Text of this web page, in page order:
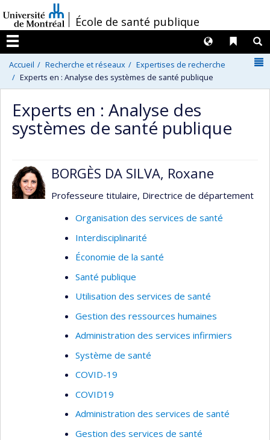
au
contenu
/École de santé publique
Menu
Liens
Langues
Accueil Recherche et réseaux
Expertises de recherche
Experts en : Analyse des systèmes de santé publique
Experts en : Analyse des
systèmes de santé publique
BORGÈS DA SILVA, Roxane
Professeure titulaire, Directrice de département
Organisation des services de santé
Interdisciplinarité
Économie de la santé
Santé publique
Utilisation des services de santé
Gestion des ressources humaines
Administration des services infirmiers
Système de santé
COVID-19
COVID19
Administration des services de santé
Gestion des services de santé